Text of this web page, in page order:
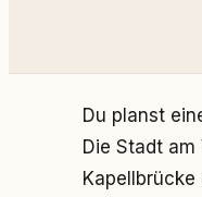
Du planst
Die Stadt
Kapellbrücke